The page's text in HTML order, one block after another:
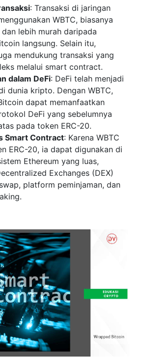
: Transaksi di jaringan
WBTC, biasanya
lebih murah daripada
langsung. Selain itu,
mendukung transaksi yang
melalui smart contract.
dalam DeFi: DeFi telah menjadi
dunia kripto. Dengan WBTC,
dapat memanfaatkan
DeFi yang sebelumnya
pada token ERC-20.
Smart Contract: Karena WBTC
ERC-20, ia dapat digunakan di
Ethereum yang luas,
Exchanges (DEX)
platform peminjaman, dan